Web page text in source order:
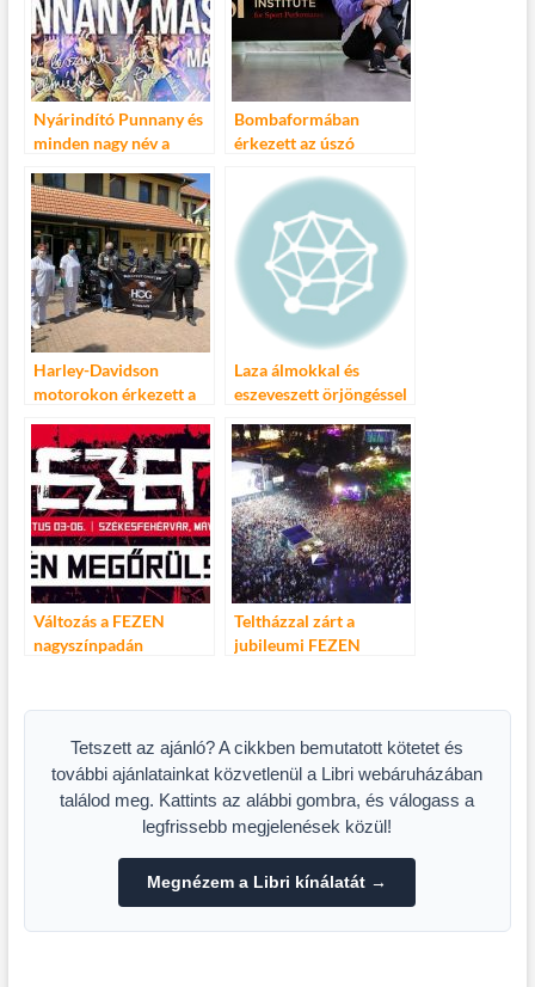
Nyárindító Punnany és
minden nagy név a
Bombaformában
érkezett az úszó
Hosszú Katinka
Harley-Davidson
motorokon érkezett a
Laza álmokkal és
eszeveszett örjöngéssel
Változás a FEZEN
nagyszínpadán
Teltházzal zárt a
jubileumi FEZEN
Tetszett az ajánló? A cikkben bemutatott kötetet és
további ajánlatainkat közvetlenül a Libri webáruházában
találod meg. Kattints az alábbi gombra, és válogass a
legfrissebb megjelenések közül!
Megnézem a Libri kínálatát →